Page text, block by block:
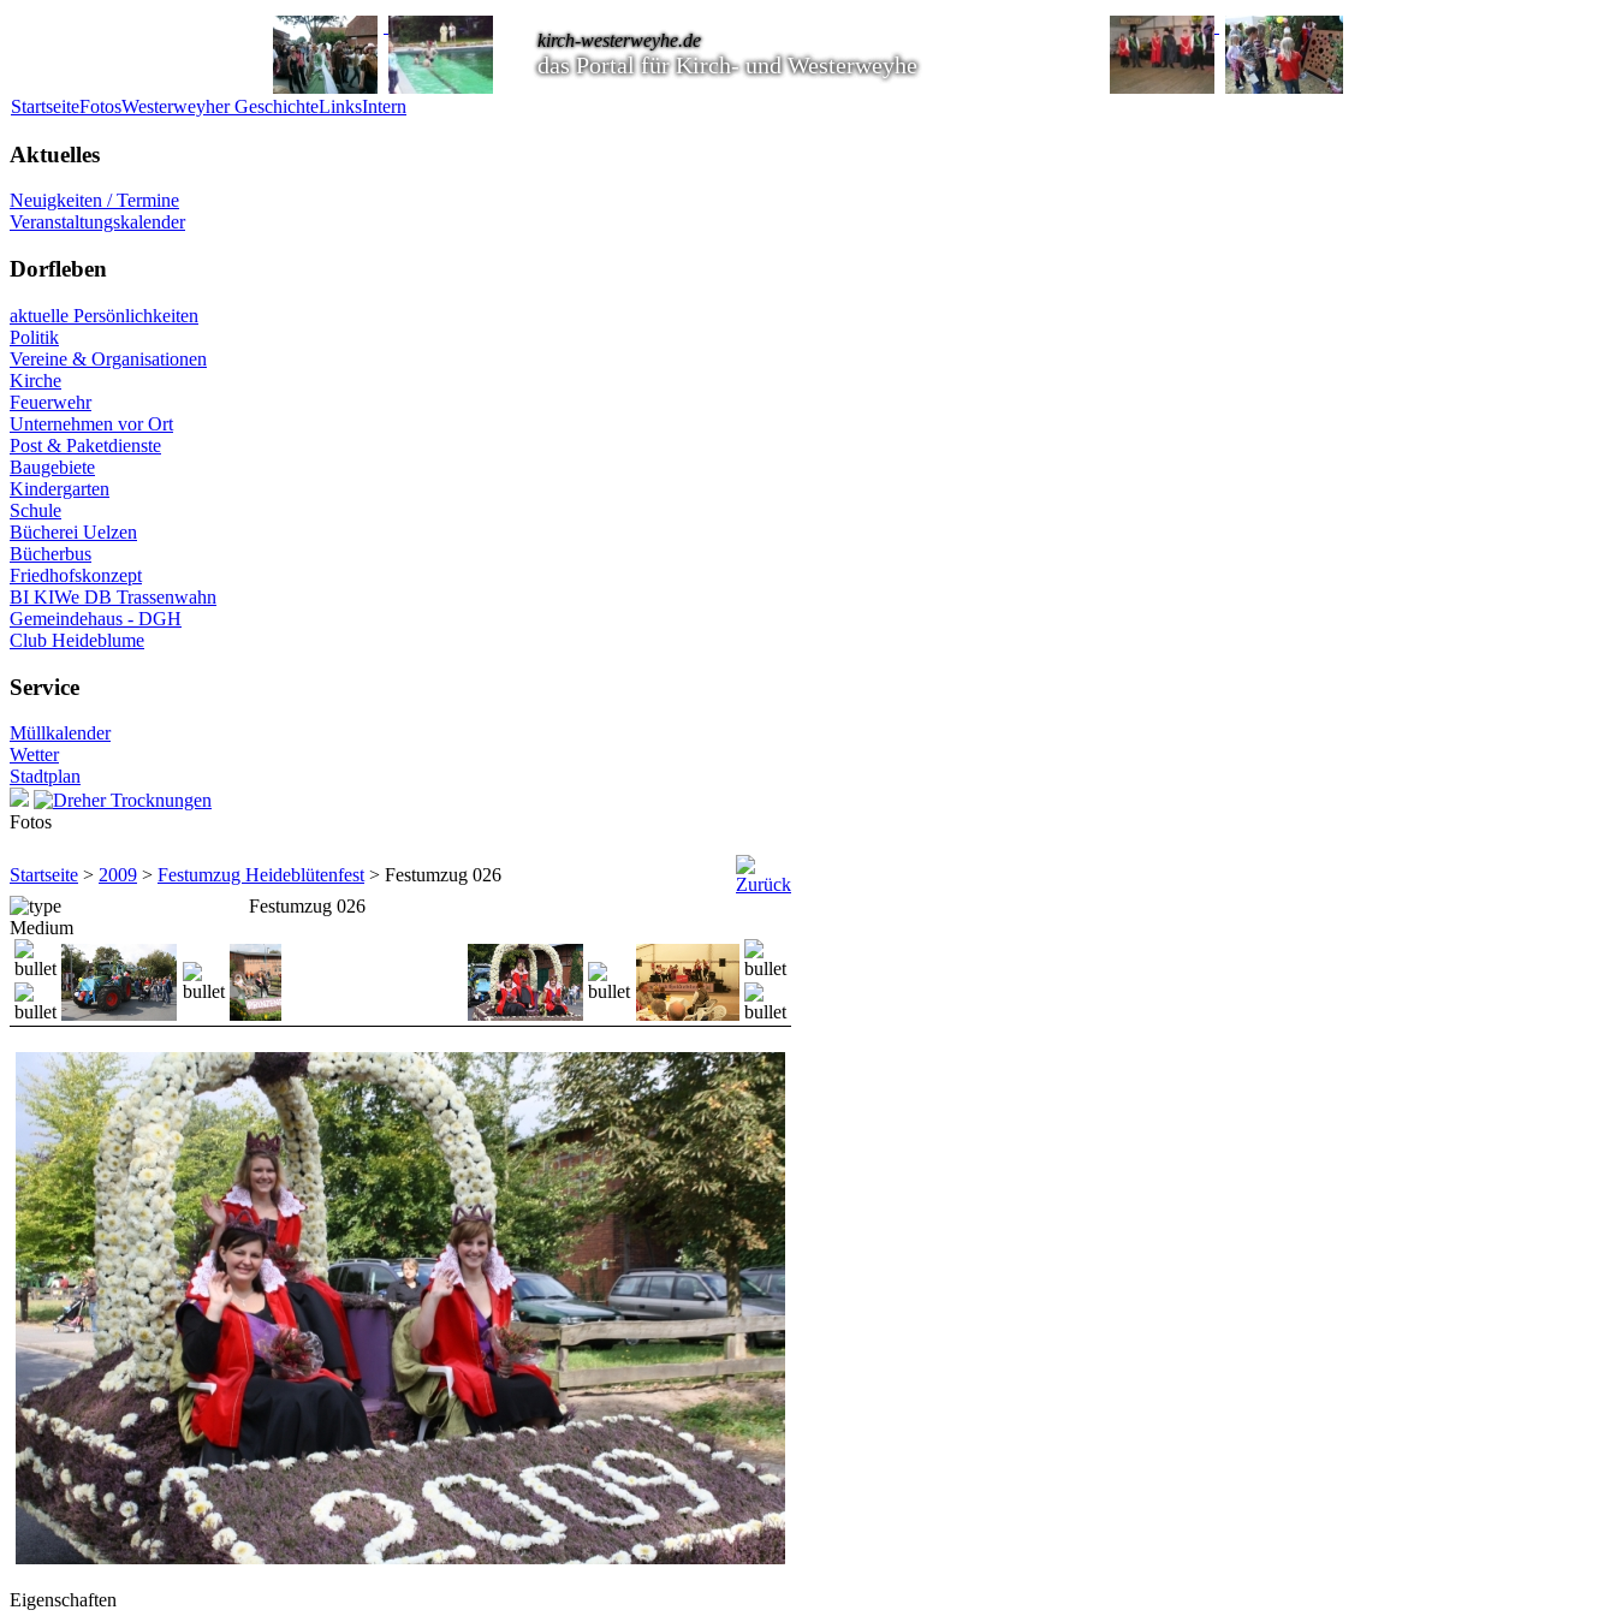
kirch-westerweyhe.de
das Portal für Kirch- und Westerweyhe
StartseiteFotosWesterweyher GeschichteLinksIntern
Aktuelles
Neuigkeiten / Termine
Veranstaltungskalender
Dorfleben
aktuelle Persönlichkeiten
Politik
Vereine & Organisationen
Kirche
Feuerwehr
Unternehmen vor Ort
Post & Paketdienste
Baugebiete
Kindergarten
Schule
Bücherei Uelzen
Bücherbus
Friedhofskonzept
BI KIWe DB Trassenwahn
Gemeindehaus - DGH
Club Heideblume
Service
Müllkalender
Wetter
Stadtplan
Fotos
Startseite > 2009 > Festumzug Heideblütenfest > Festumzug 026
Festumzug 026
Medium
Eigenschaften